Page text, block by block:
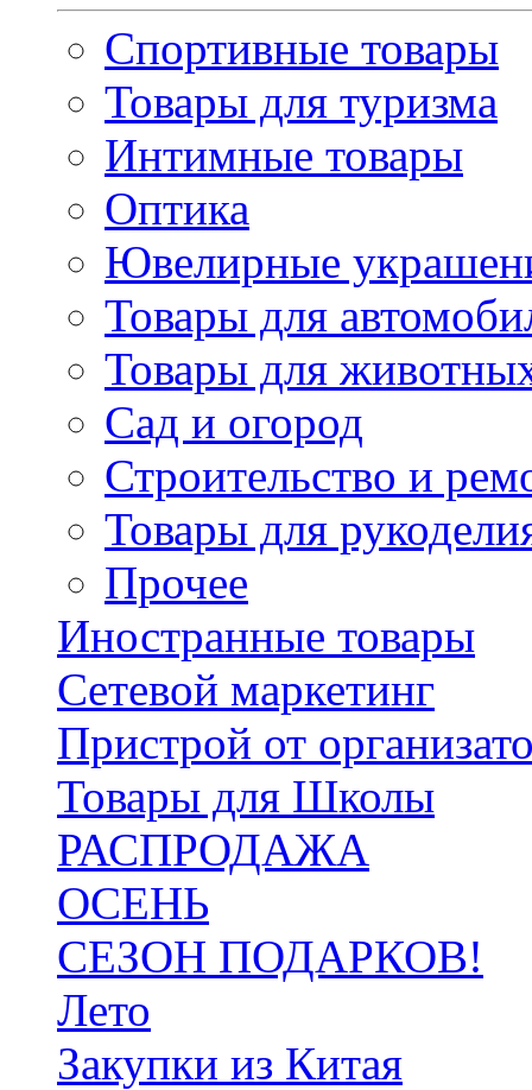
Спортивные товары
Товары для туризма
Интимные товары
Оптика
Ювелирные
Товары для
Товары для
Сад и огород
Строительство и
Товары для
Прочее
Иностранные товары
Сетевой маркетинг
Пристрой от
Товары для Школы
РАСПРОДАЖА
ОСЕНЬ
СЕЗОН ПОДАРКОВ!
Лето
Закупки из Китая